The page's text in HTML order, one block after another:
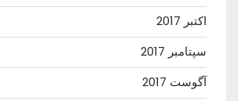
اکتبر 2017
سپتامبر 2017
آگوست 2017